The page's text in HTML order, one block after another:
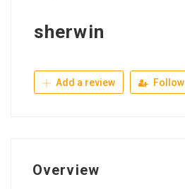
sherwin
Add a review Follow
Overview